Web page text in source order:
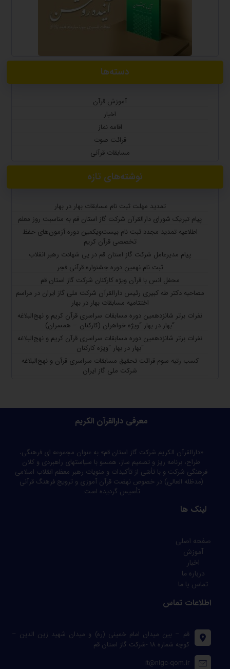
دسته‌ها
آموزش قرآن
اخبار
اقامه نماز
قرائت صوت
مسابقات قرآنی
نوشته‌های تازه
تمدید مهلت ثبت نام مسابقات بهار در بهار
پیام تبریک شورای دارالقرآن شرکت گاز استان قم به مناسبت روز معلم
اطلاعیه تمدید مجدد ثبت نام بیست‌ویکمین دوره آزمون‌های حفظ
تخصصی قرآن کریم
پیام مدیرعامل شرکت گاز استان قم در پی شهادت رهبر انقلاب
ثبت نام نهمین دوره جشنواره قرآنی فجر
محفل انس با قرآن ویژه کارکنان شرکت گاز استان قم
مصاحبه دکتر طه کبیری رئیس دارالقرآن شرکت ملی گاز ایران در مراسم
اختتامیه مسابقات بهار در بهار
نفرات برتر شانزدهمین دوره مسابقات سراسری قرآن کریم و نهج‌البلاغه
“بهار در بهار “ویژه خواهران (کارکنان – همسران)
نفرات برتر شانزدهمین دوره مسابقات سراسری قرآن کریم و نهج‌البلاغه
“بهار در بهار “ویژه کارکنان
کسب رتبه سوم قرائت تحقیق مسابقات سراسری قرآن و نهج‌البلاغه
شرکت ملی گاز ایران
معرفی دارالقرآن الکریم
«دارالقرآن الکریم شرکت گاز استان قم» به عنوان مجموعه ای فرهنگی،
طراح، برنامه ریز و تصمیم ساز، همسو با سیاستهای راهبردی و کلان
فرهنگی شرکت و با تأسّی از تأکیدات و منویات رهبر معظم انقلاب اسلامی
(مدظله العالی) در خصوص نهضت قرآن آموزی و ترویج فرهنگ قرآنی
تأسیس گردیده است.
لینک ها
صفحه اصلی
آموزش
اخبار
درباره ما
تماس با ما
اطلاعات تماس
قم – بین میدان امام خمینی (ره) و میدان شهید زین الدین –
کوچه شماره ۱۸ -شرکت گاز استان قم
it@nigc-qom.ir